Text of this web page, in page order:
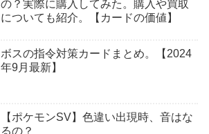
の？実際に購入してみた。購入や買取
についても紹介。【カードの価値】
ボスの指令対策カードまとめ。【2024
年9月最新】
【ポケモンSV】色違い出現時、音はな
るの？